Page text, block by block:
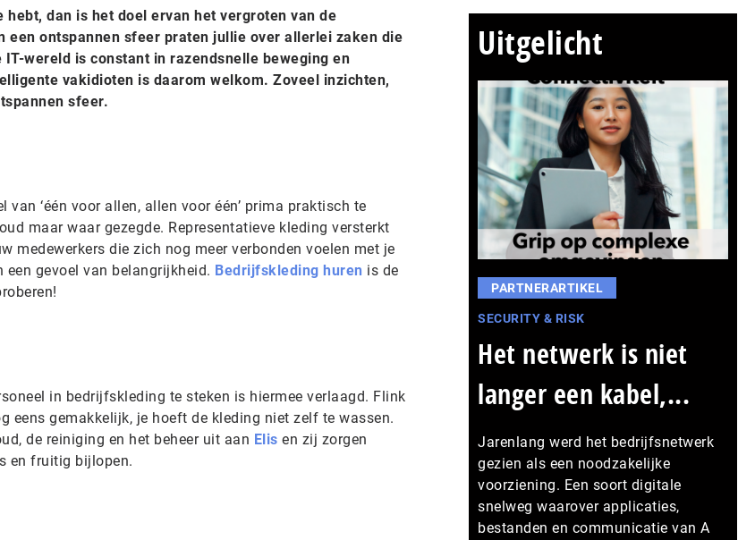
dan is het doel ervan het vergroten van de
een ontspannen sfeer praten jullie over allerlei zaken die
wereld is constant in razendsnelle beweging en
vakidioten is daarom welkom. Zoveel inzichten,
sfeer.
‘één voor allen, allen voor één’ prima praktisch te
maar waar gezegde. Representatieve kleding versterkt
medewerkers die zich nog meer verbonden voelen met je
gevoel van belangrijkheid. Bedrijfskleding huren is de
in bedrijfskleding te steken is hiermee verlaagd. Flink
eens gemakkelijk, je hoeft de kleding niet zelf te wassen.
de reiniging en het beheer uit aan Elis en zij zorgen
en fruitig bijlopen.
Uitgelicht
PARTNERARTIKEL
SECURITY & RISK
Het netwerk is niet
langer een kabel,...
Jarenlang werd het bedrijfsnetwerk
gezien als een noodzakelijke
voorziening. Een soort digitale
snelweg waarover applicaties,
bestanden en communicatie van A